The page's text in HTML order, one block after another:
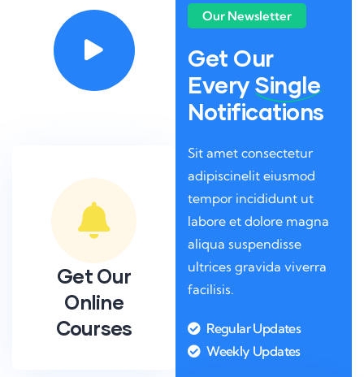
Video
Get Our
Online
Courses
Our Newsletter
Get Our
Every Single
Notifications
Sit amet consectetur
adipiscinelit eiusmod
tempor incididunt ut
labore et dolore magna
aliqua suspendisse
ultrices gravida viverra
facilisis.
Regular Updates
Weekly Updates